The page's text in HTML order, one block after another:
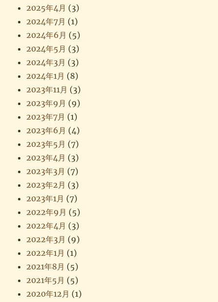
2025年4月 (3)
2024年7月 (1)
2024年6月 (5)
2024年5月 (3)
2024年3月 (3)
2024年1月 (8)
2023年11月 (3)
2023年9月 (9)
2023年7月 (1)
2023年6月 (4)
2023年5月 (7)
2023年4月 (3)
2023年3月 (7)
2023年2月 (3)
2023年1月 (7)
2022年9月 (5)
2022年4月 (3)
2022年3月 (9)
2022年1月 (1)
2021年8月 (5)
2021年5月 (5)
2020年12月 (1)